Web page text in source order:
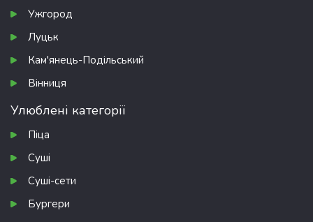
Ужгород
Луцьк
Кам'янець-Подільський
Вінниця
Улюблені категорії
Піца
Суші
Суші-сети
Бургери